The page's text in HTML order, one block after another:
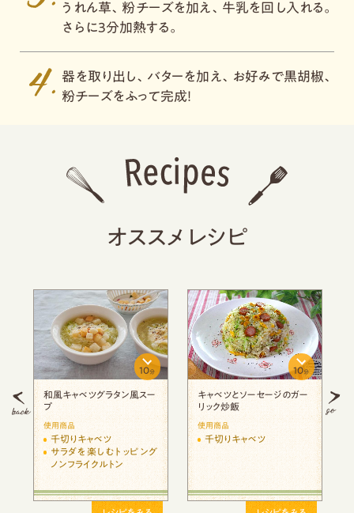
うれん草、粉チーズを加え、牛乳を回し入れる。
さらに3分加熱する。
器を取り出し、バターを加え、お好みで黒胡椒、
粉チーズをふって完成！
オススメレシピ
ベツとソーセージのガー
ク炒飯
10
切りキャベツ
塩昆布と千切りキャベツのご
まおにぎり
使用商品
千切りキャベツ
千切りキャベ
の簡単スープ
使用商品
千切りキャ